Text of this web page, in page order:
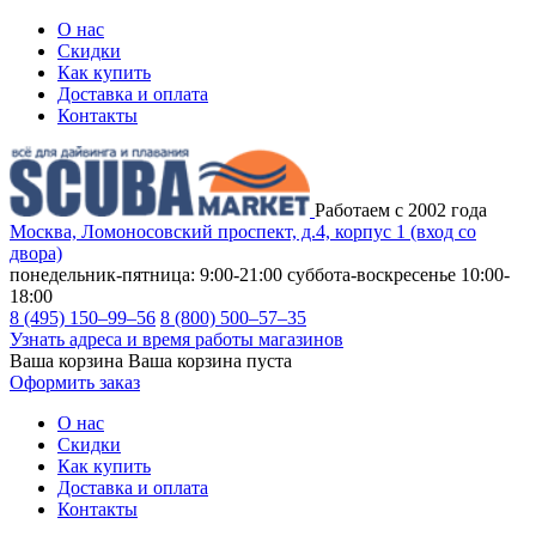
О нас
Скидки
Как купить
Доставка и оплата
Контакты
Работаем с 2002 года
Москва, Ломоносовский проспект, д.4, корпус 1 (вход со
двора)
понедельник-пятница: 9:00-21:00 суббота-воскресенье 10:00-
18:00
8 (495) 150–99–56 8 (800) 500–57–35
Узнать адреса и время работы магазинов
Ваша корзина Ваша корзина пуста
Оформить заказ
О нас
Скидки
Как купить
Доставка и оплата
Контакты